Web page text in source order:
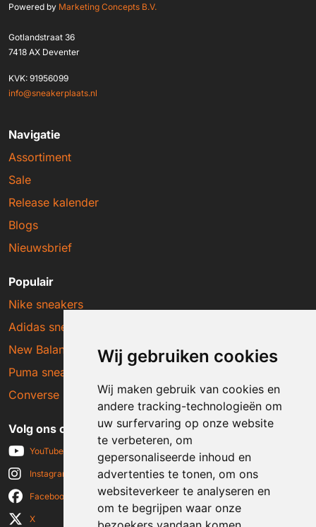
Wij gebruiken cookies
Wij maken gebruik van cookies en
andere tracking-technologieën om
uw surfervaring op onze website
te verbeteren, om
gepersonaliseerde inhoud en
advertenties te tonen, om ons
websiteverkeer te analyseren en
om te begrijpen waar onze
Powered by Marketing Concepts B.V.
Gotlandstraat 36
7418 AX Deventer
KVK: 91956099
info@sneakerplaats.nl
Navigatie
Assortiment
Sale
Release kalender
Blogs
Nieuwsbrief
Populair
Nike sneakers
Adidas sneakers
New Balance sneakers
Puma sneakers
Converse sneakers
Volg ons op social media
YouTube
Instagram
Facebook
X